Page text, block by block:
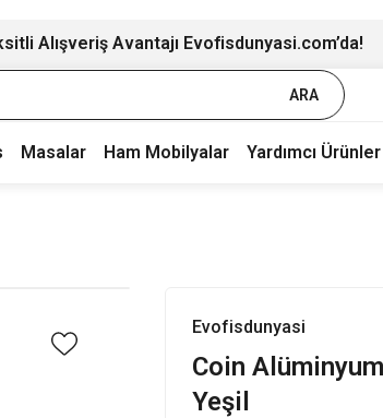
Alışveriş Avantajı Evofisdunyasi.com’da!
ARA
Masalar Ham Mobilyalar Yardımcı Ürünler
Evofisdunyasi
Coin
Yeşil